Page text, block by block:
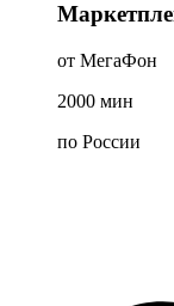
от МегаФон
2000 мин
по России